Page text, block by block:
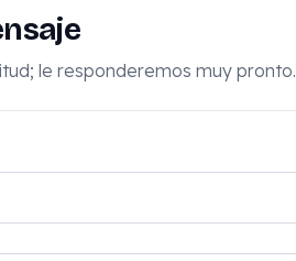
le responderemos muy pronto.